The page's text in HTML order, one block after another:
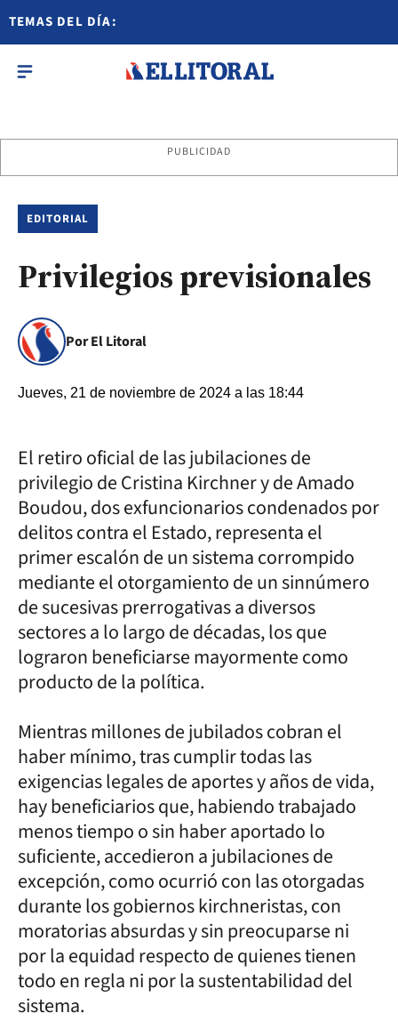
TEMAS DEL DÍA:
PUBLICIDAD
EDITORIAL
Privilegios previsionales
Por El Litoral
Jueves, 21 de noviembre de 2024 a las 18:44
El retiro oficial de las jubilaciones de
privilegio de Cristina Kirchner y de Amado
Boudou, dos exfuncionarios condenados por
delitos contra el Estado, representa el
primer escalón de un sistema corrompido
mediante el otorgamiento de un sinnúmero
de sucesivas prerrogativas a diversos
sectores a lo largo de décadas, los que
lograron beneficiarse mayormente como
producto de la política.
Mientras millones de jubilados cobran el
haber mínimo, tras cumplir todas las
exigencias legales de aportes y años de vida,
hay beneficiarios que, habiendo trabajado
menos tiempo o sin haber aportado lo
suficiente, accedieron a jubilaciones de
excepción, como ocurrió con las otorgadas
durante los gobiernos kirchneristas, con
moratorias absurdas y sin preocuparse ni
por la equidad respecto de quienes tienen
todo en regla ni por la sustentabilidad del
sistema.